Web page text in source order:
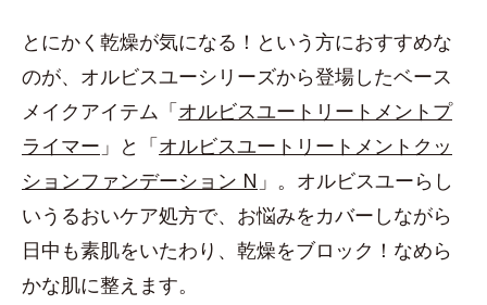
とにかく乾燥が気になる！という方におすすめな
のが、オルビスユーシリーズから登場したベース
メイクアイテム「オルビスユートリートメントプ
ライマー 」と「オルビスユートリートメントクッ
ションファンデーション N 」。オルビスユーらし
いうるおいケア処方で、お悩みをカバーしながら
日中も素肌をいたわり、乾燥をブロック！なめら
かな肌に整えます。